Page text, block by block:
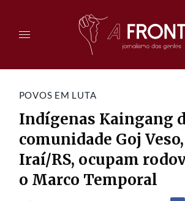
POVOS EM LUTA
Indígenas Kaingang
comunidade Goj
Iraí/RS, ocupam
o Marco Temporal